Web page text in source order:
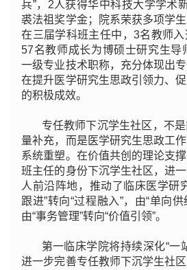
兵”，2人获得华中科技大学学术
裘法祖奖学金；院系荣获多项学生
在三届学科班主任中，3名教师入
57名教师成长为博硕士研究生导
一级专业技术职称，充分体现出
在提升医学研究生思政引领力、
的积极成效。
专任教师下沉学生社区，不
量补充，而是医学研究生思政工
系统重塑。在价值共创的理论支
班主任的身份下沉学生社区，进
人前沿阵地，推动了临床医学研
跟进”转向“过程融入”，由“单向供
由“事务管理”转向“价值引领”。
第一临床学院将持续深化“一
进一步完善专任教师下沉学生社